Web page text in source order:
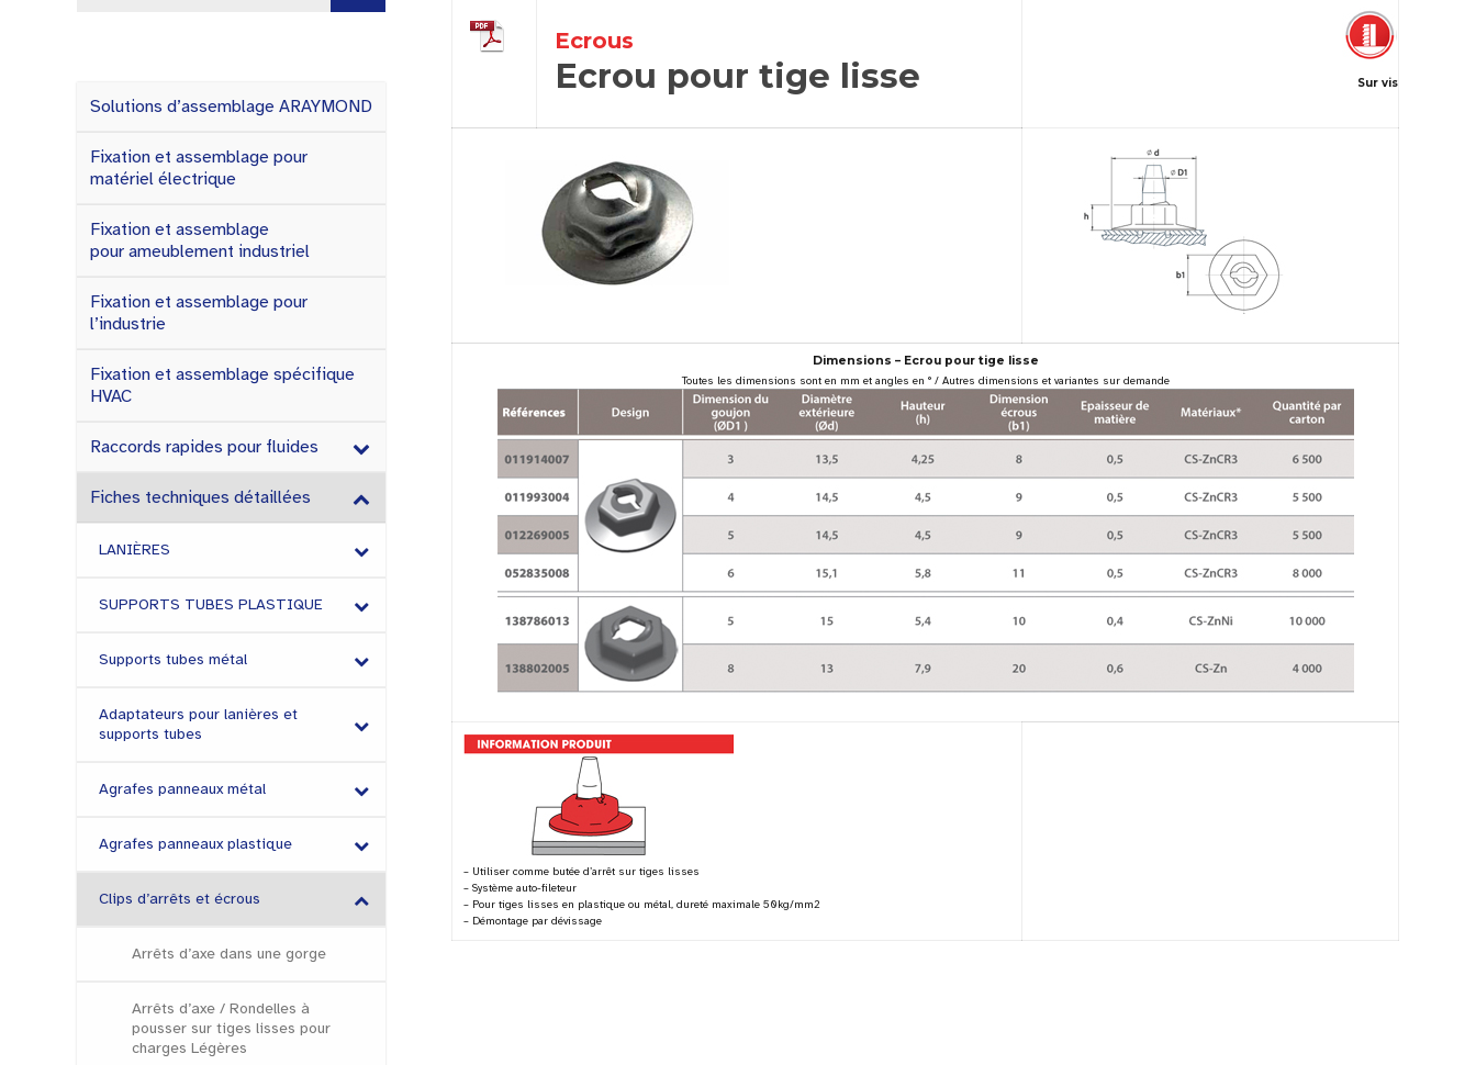
Ecrous
Ecrou pour tige lisse Sur vis
Dimensions – Ecrou pour tige lisse
Toutes les dimensions sont en mm et angles en ° / Autres dimensions et variantes sur demande
– Utiliser comme butée d’arrêt sur tiges lisses
– Système auto-fileteur
– Pour tiges lisses en plastique ou métal, dureté maximale 50kg/mm2
– Démontage par dévissage
Solutions d’assemblage ARAYMOND
Fixation et assemblage pour
matériel électrique
Fixation et assemblage
pour ameublement industriel
Fixation et assemblage pour
l’industrie
Fixation et assemblage spécifique
HVAC
Raccords rapides pour fluides
Fiches techniques détaillées
LANIÈRES
SUPPORTS TUBES PLASTIQUE
Supports tubes métal
Adaptateurs pour lanières et
supports tubes
Agrafes panneaux métal
Agrafes panneaux plastique
Clips d’arrêts et écrous
Arrêts d’axe dans une gorge
Arrêts d’axe / Rondelles à
pousser sur tiges lisses pour
charges Légères